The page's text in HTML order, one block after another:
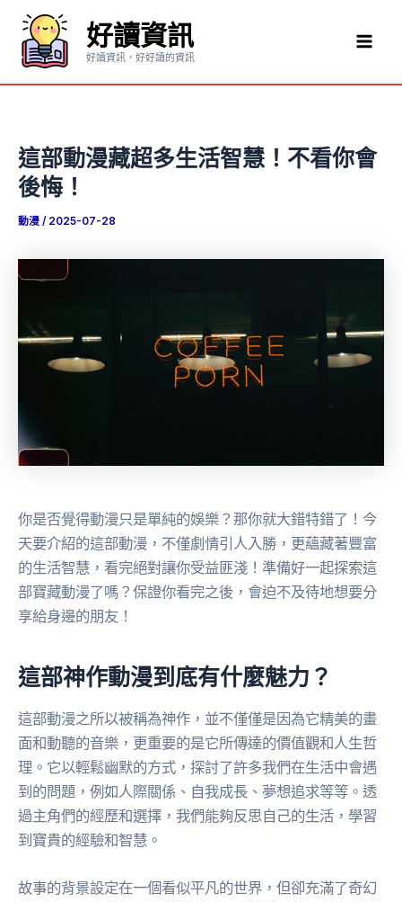
要
好讀資訊
好讀資訊，好好讀的資訊
這部動漫藏超多生活智慧！不看你會
後悔！
動漫 / 2025-07-28
你是否覺得動漫只是單純的娛樂？那你就大錯特錯了！今
天要介紹的這部動漫，不僅劇情引人入勝，更蘊藏著豐富
的生活智慧，看完絕對讓你受益匪淺！準備好一起探索這
部寶藏動漫了嗎？保證你看完之後，會迫不及待地想要分
享給身邊的朋友！
這部神作動漫到底有什麼魅力？
這部動漫之所以被稱為神作，並不僅僅是因為它精美的畫
面和動聽的音樂，更重要的是它所傳達的價值觀和人生哲
理。它以輕鬆幽默的方式，探討了許多我們在生活中會遇
到的問題，例如人際關係、自我成長、夢想追求等等。透
過主角們的經歷和選擇，我們能夠反思自己的生活，學習
到寶貴的經驗和智慧。
故事的背景設定在一個看似平凡的世界，但卻充滿了奇幻